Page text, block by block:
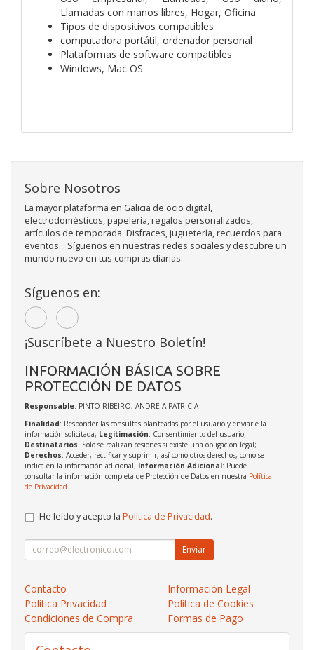
Llamadas con manos libres, Hogar, Oficina
Tipos de dispositivos compatibles
computadora portátil, ordenador personal
Plataformas de software compatibles
Windows, Mac OS
Sobre Nosotros
La mayor plataforma en Galicia de ocio digital,
electrodomésticos, papelería, regalos personalizados,
artículos de temporada. Disfraces, juguetería, recuerdos para
eventos... Síguenos en nuestras redes sociales y descubre un
mundo nuevo en tus compras diarias.
Síguenos en:
¡Suscríbete a Nuestro Boletín!
INFORMACIÓN BÁSICA SOBRE
PROTECCIÓN DE DATOS
Responsable: PINTO RIBEIRO, ANDREIA PATRICIA
Finalidad: Responder las consultas planteadas por el usuario y enviarle la
información solicitada; Legitimación: Consentimiento del usuario;
Destinatarios: Solo se realizan cesiones si existe una obligación legal;
Derechos: Acceder, rectificar y suprimir, así como otros derechos, como se
indica en la información adicional; Información Adicional: Puede
consultar la información completa de Protección de Datos en nuestra Política
de Privacidad
He leído y acepto la Política de Privacidad.
Enviar
Contacto
Información Legal
Política Privacidad
Política de Cookies
Condiciones de Compra
Formas de Pago